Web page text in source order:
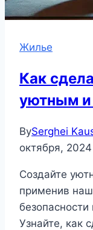
Жилье
Как
уютным
BySerghei
октября, 2024
Создайте
применив
Узнайте, как